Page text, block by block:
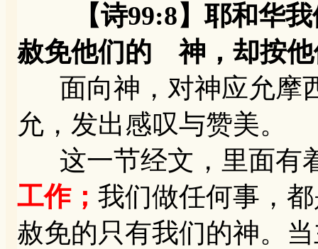
【诗99:8】耶和华
赦免他们的 神，却按他
面向神，对神应允摩
允，发出感叹与赞美。
这一节经文，里面有
工作； 我们做任何事，
赦免的只有我们的神。